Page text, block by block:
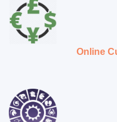
Online